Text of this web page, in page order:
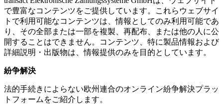
で豊富なコンテンツをご提供しています。これらウェブサイ
トで利用可能なコンテンツは、情報としてのみ利用可能であ
り、その全部または一部を複製、再配布、または他の人に公
開することはできません。コンテンツ、特に製品情報および
詳細説明・出版物は、情報提供のみを目的としています。
紛争解決
法的手続きによらない欧州連合のオンライン紛争解決プラッ
トフォームをご紹介します。